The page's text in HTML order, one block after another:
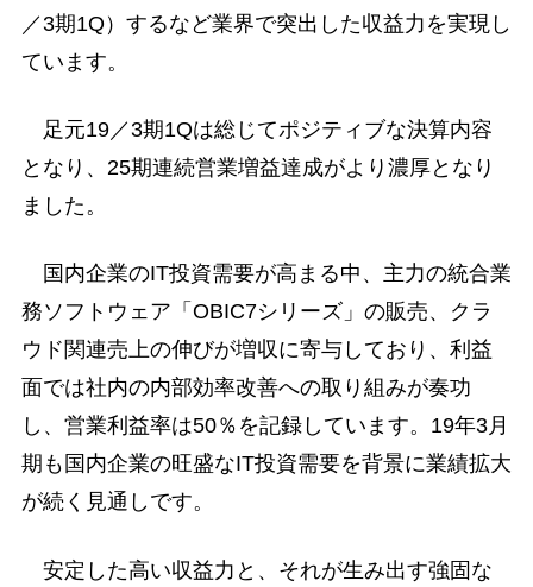
／3期1Q）するなど業界で突出した収益力を実現し
ています。
足元19／3期1Qは総じてポジティブな決算内容
となり、25期連続営業増益達成がより濃厚となり
ました。
国内企業のIT投資需要が高まる中、主力の統合業
務ソフトウェア「OBIC7シリーズ」の販売、クラ
ウド関連売上の伸びが増収に寄与しており、利益
面では社内の内部効率改善への取り組みが奏功
し、営業利益率は50％を記録しています。19年3月
期も国内企業の旺盛なIT投資需要を背景に業績拡大
が続く見通しです。
安定した高い収益力と、それが生み出す強固な